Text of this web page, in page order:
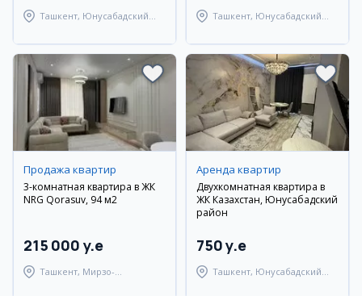
Ташкент, Юнусабадский
Ташкент, Юнусабадский
Продажа квартир
3-комнатная квартира в ЖК
NRG Qorasuv, 94 м2
215 000 y.e
Ташкент, Мирзо-
Аренда квартир
Двухкомнатная квартира в
ЖК Казахстан, Юнусабадский
район
750 y.e
Ташкент, Юнусабадский